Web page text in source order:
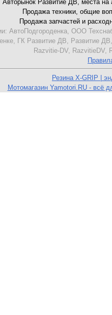
Авторынок Развитие ДВ, места на
Продажа техники, общие
Продажа запчастей и
АвтоПодгороденка, ООО
ГК Развитие ДВ,
Razvitie-DV, RazvitieDV,
Резина X-GRIP |
Мотомагазин Yamotori.RU - всё